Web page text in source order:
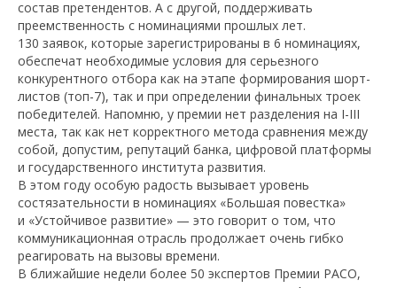
состав претендентов. А с другой, поддерживать
преемственность с номинациями прошлых лет.
130 заявок, которые зарегистрированы в 6 номинациях,
обеспечат необходимые условия для серьезного
конкурентного отбора как на этапе формирования шорт-
листов (топ-7), так и при определении финальных троек
победителей. Напомню, у премии нет разделения на I-III
места, так как нет корректного метода сравнения между
собой, допустим, репутаций банка, цифровой платформы
и государственного института развития.
В этом году особую радость вызывает уровень
состязательности в номинациях «Большая повестка»
и «Устойчивое развитие» — это говорит о том, что
коммуникационная отрасль продолжает очень гибко
реагировать на вызовы времени.
В ближайшие недели более 50 экспертов Премии РАСО,